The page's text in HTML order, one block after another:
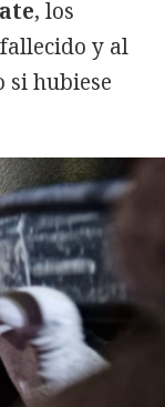
, los
y al
si hubiese